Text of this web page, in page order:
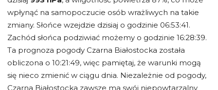
wpłynąć na samopoczucie osób wrażliwych na takie
zmiany. Słońce wzejdzie dzisiaj o godzinie 06:53:41.
Zachód słońca podziwiać możemy o godzinie 16:28:39.
Ta prognoza pogody Czarna Białostocka została
obliczona o 10:21:49, więc pamiętaj, że warunki mogą
się nieco zmienić w ciągu dnia. Niezależnie od pogody,
Czarna Białostocka zawsze ma swój niepowtarzalny